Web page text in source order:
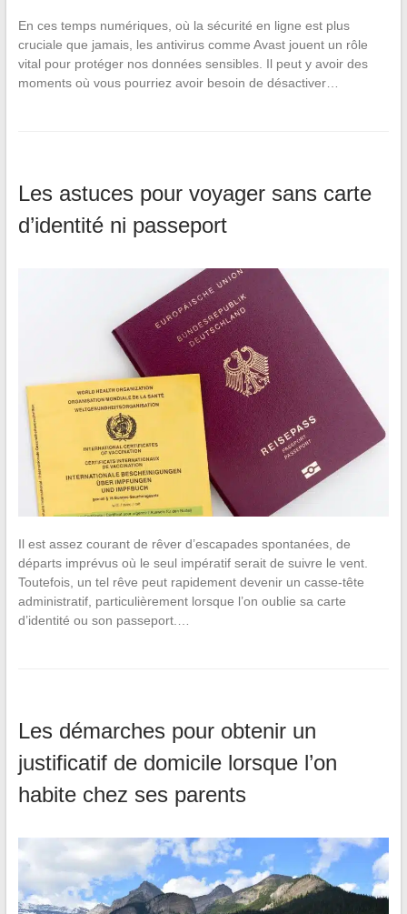
En ces temps numériques, où la sécurité en ligne est plus
cruciale que jamais, les antivirus comme Avast jouent un rôle
vital pour protéger nos données sensibles. Il peut y avoir des
moments où vous pourriez avoir besoin de désactiver…
Les astuces pour voyager sans carte
d’identité ni passeport
Il est assez courant de rêver d’escapades spontanées, de
départs imprévus où le seul impératif serait de suivre le vent.
Toutefois, un tel rêve peut rapidement devenir un casse-tête
administratif, particulièrement lorsque l’on oublie sa carte
d’identité ou son passeport.…
Les démarches pour obtenir un
justificatif de domicile lorsque l’on
habite chez ses parents